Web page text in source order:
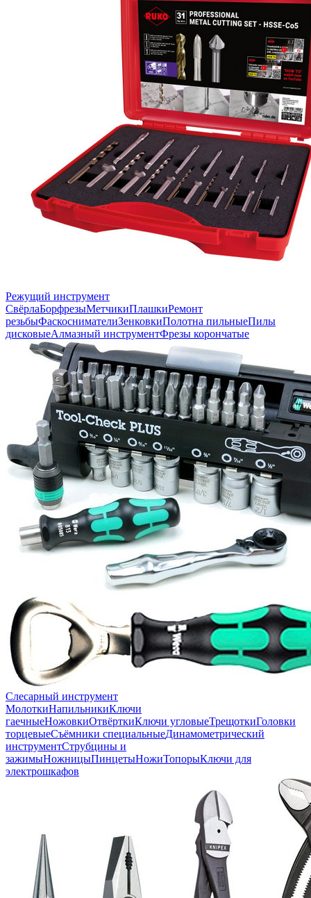
Режущий инструмент
СвёрлаБорфрезыМетчикиПлашкиРемонт
резьбыФаскоснимателиЗенковкиПолотна пильныеПилы
дисковыеАлмазный инструментФрезы корончатые
Слесарный инструмент
МолоткиНапильникиКлючи
гаечныеНожовкиОтвёрткиКлючи угловыеТрещоткиГоловки
торцевыеСъёмники специальныеДинамометрический
инструментСтрубцины и
зажимыНожницыПинцетыНожиТопорыКлючи для
электрошкафов